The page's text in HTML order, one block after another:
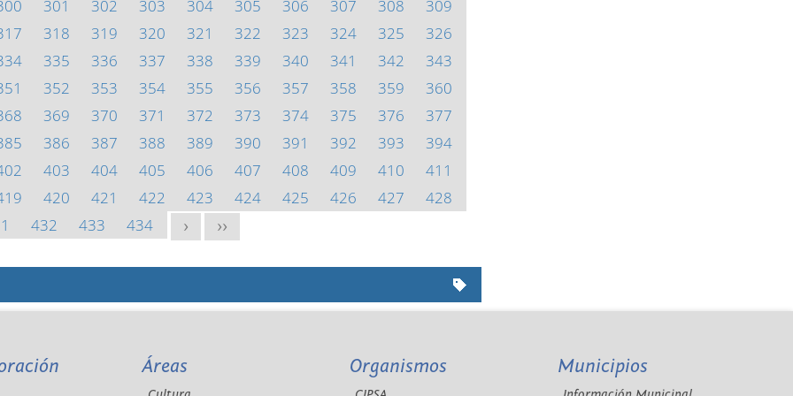
301 302 303 304 305 306 307 308
309
318 319 320 321 322 323 324 325
326
335 336 337 338 339 340 341 342
343
352 353 354 355 356 357 358 359
360
369 370 371 372 373 374 375 376
377
386 387 388 389 390 391 392 393
394
403 404 405 406 407 408 409 410
411
420 421 422 423 424 425 426 427
428
432 433 434 > >>
Áreas Organismos Municipios